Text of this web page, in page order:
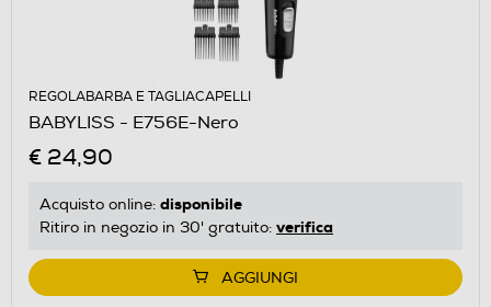
REGOLABARBA E TAGLIACAPELLI
BABYLISS - E756E-Nero
€ 24,90
Acquisto online: disponibile
Ritiro in negozio in 30' gratuito: verifica
AGGIUNGI